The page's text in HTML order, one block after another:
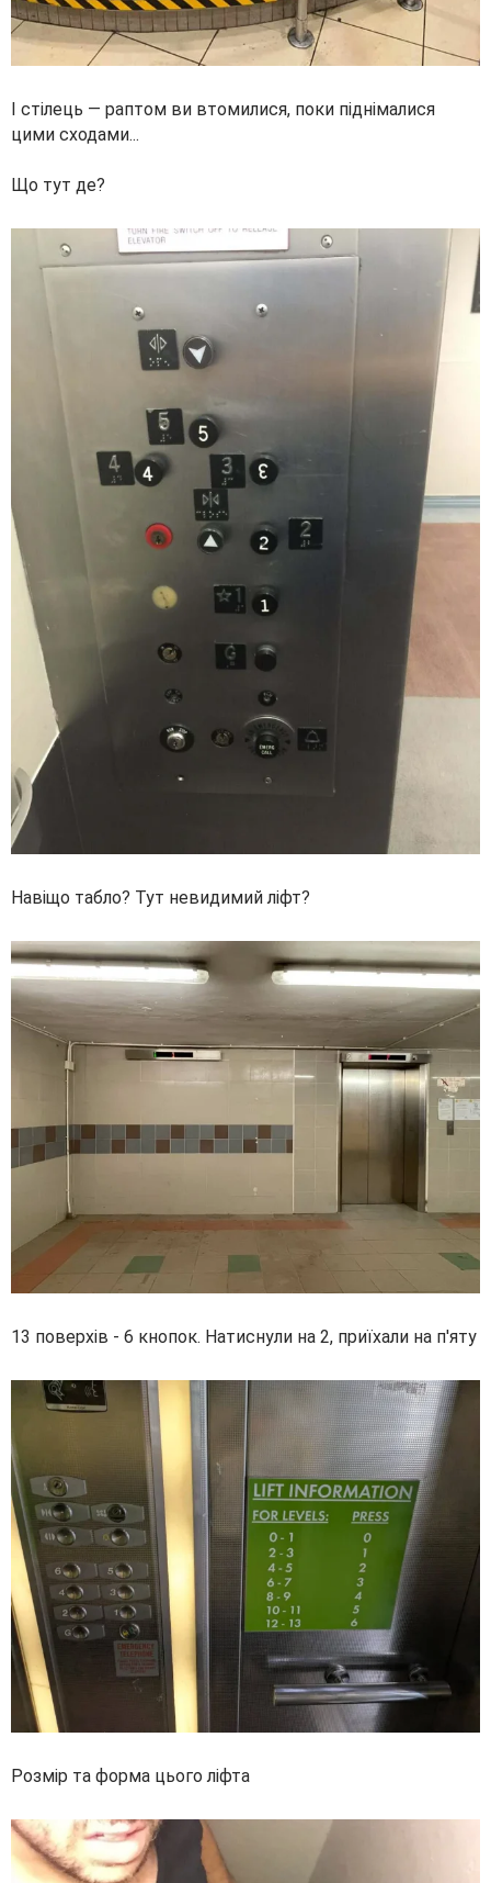
І стілець — раптом ви втомилися, поки піднімалися
цими сходами...
Що тут де?
Навіщо табло? Тут невидимий ліфт?
13 поверхів - 6 кнопок. Натиснули на 2, приїхали на п'яту
Розмір та форма цього ліфта